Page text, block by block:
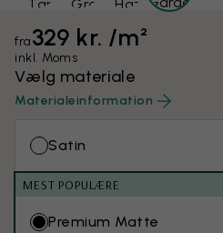
fra329 kr. /m²
inkl. Moms
Vælg materiale
Materialeinformation
Satin
MEST POPULÆRE
Premium Matte